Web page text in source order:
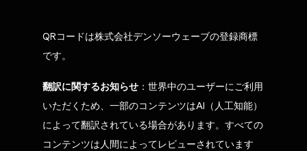
QRコードは株式会社デンソーウェーブの登録商標
です。
翻訳に関するお知らせ ：世界中のユーザーにご利用
いただくため、一部のコンテンツはAI（人工知能）
によって翻訳されている場合があります。すべての
コンテンツは人間によってレビューされています